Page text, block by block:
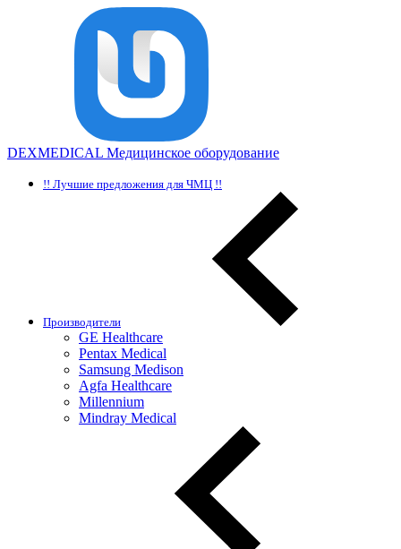
DEXMEDICAL Медицинское оборудование
!! Лучшие предложения для ЧМЦ !!
Производители
GE Healthcare
Pentax Medical
Samsung Medison
Agfa Healthcare
Millennium
Mindray Medical